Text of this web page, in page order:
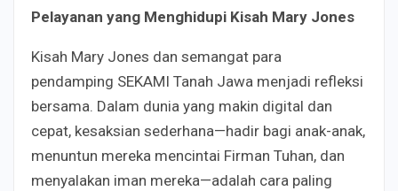
Pelayanan yang Menghidupi Kisah Mary Jones
Kisah Mary Jones dan semangat para
pendamping SEKAMI Tanah Jawa menjadi refleksi
bersama. Dalam dunia yang makin digital dan
cepat, kesaksian sederhana—hadir bagi anak-anak,
menuntun mereka mencintai Firman Tuhan, dan
menyalakan iman mereka—adalah cara paling